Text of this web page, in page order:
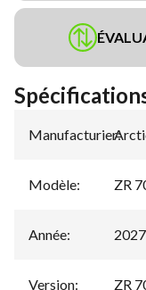
Manufacturier:
Modèle: ZR
Année: 2027
Version: ZR